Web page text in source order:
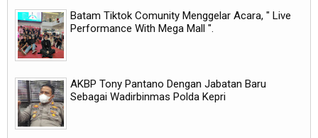
Batam Tiktok Comunity Menggelar Acara, " Live
Performance With Mega Mall ".
AKBP Tony Pantano Dengan Jabatan Baru
Sebagai Wadirbinmas Polda Kepri